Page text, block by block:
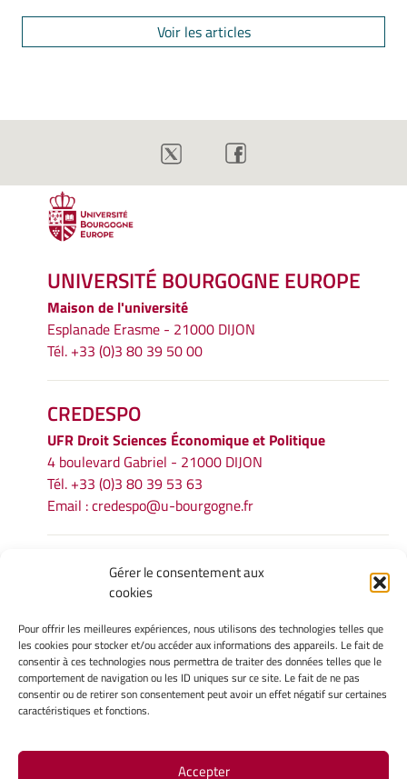
Gérer le consentement aux
cookies
Pour offrir les meilleures expériences, nous utilisons des technologies telles que
les cookies pour stocker et/ou accéder aux informations des appareils. Le fait de
consentir à ces technologies nous permettra de traiter des données telles que le
comportement de navigation ou les ID uniques sur ce site. Le fait de ne pas
consentir ou de retirer son consentement peut avoir un effet négatif sur certaines
caractéristiques et fonctions.
Accepter
Voir les articles
UNIVERSITÉ BOURGOGNE EUROPE
Maison de l'université
Esplanade Erasme - 21000 DIJON
Tél. +33 (0)3 80 39 50 00
CREDESPO
UFR Droit Sciences Économique et Politique
4 boulevard Gabriel - 21000 DIJON
Tél. +33 (0)3 80 39 53 63
Email :credespo@u-bourgogne.fr
INFORMATIONS LÉGALES
Mentions légales
Politique de cookies
Déclaration de confidentialité
Avertissement
INTRANET